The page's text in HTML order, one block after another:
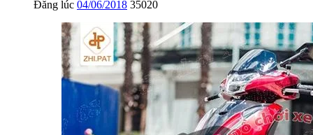
Đăng lúc 04/06/2018 35020